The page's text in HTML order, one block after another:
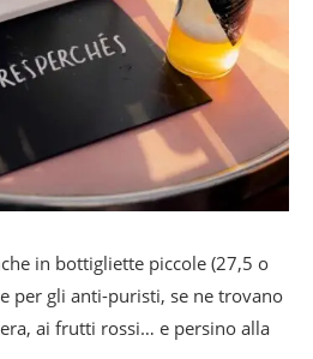
in bottigliette piccole (27,5 o
per gli anti-puristi, se ne trovano
ai frutti rossi… e persino alla